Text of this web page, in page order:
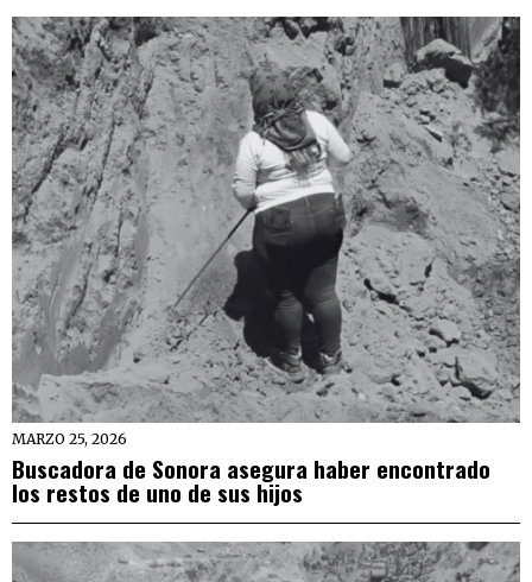
MARZO 25, 2026
Buscadora de Sonora asegura haber encontrado
los restos de uno de sus hijos